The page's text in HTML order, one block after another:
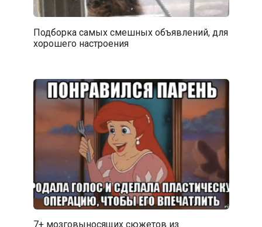
Подборка самых смешных объявлений, для
хорошего настроения
7+ мозговыносящих сюжетов из